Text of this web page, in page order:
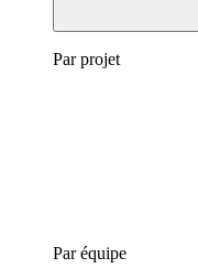
Par projet
Par équipe